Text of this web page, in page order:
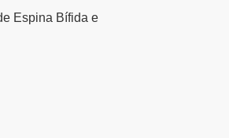
Espina Bífida e